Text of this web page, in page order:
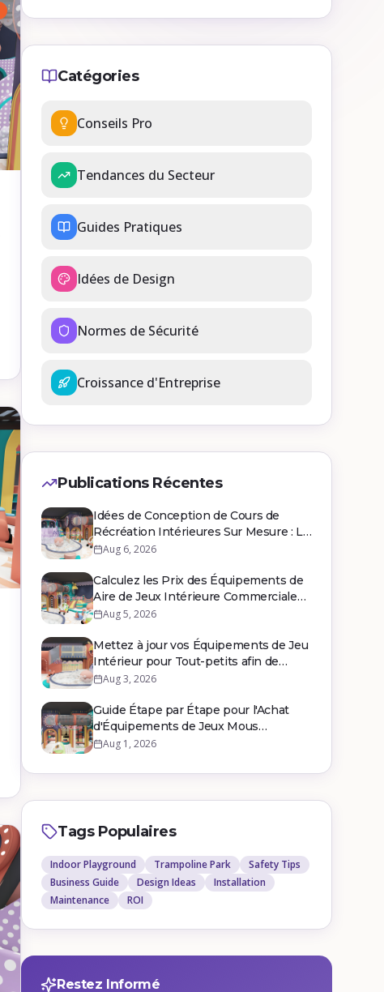
Catégories
Conseils Pro
Tendances du Secteur
Guides Pratiques
Idées de Design
Normes de Sécurité
Croissance d'Entreprise
Publications Récentes
Idées de Conception de Cours de
Récréation Intérieures Sur Mesure : Le
Guide du Fabricant 2026
Aug 6, 2026
Calculez les Prix des Équipements de
Aire de Jeux Intérieure Commerciale
pour Maximiser votre ROI
Aug 5, 2026
Mettez à jour vos Équipements de Jeu
Intérieur pour Tout-petits afin de
Maximiser le Retour sur
Aug 3, 2026
Guide Étape par Étape pour l'Achat
d'Équipements de Jeux Mous
Commerciaux
Aug 1, 2026
Tags Populaires
Indoor Playground Trampoline Park
Safety Tips
Business Guide
Design Ideas
Installation
Maintenance
ROI
Restez Informé